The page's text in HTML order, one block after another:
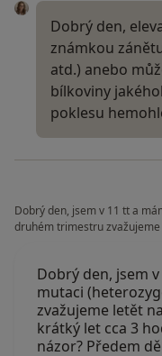
Dobrý den,
známkou
atd.) anebo
bílkoviny
poklesu
Dobrý den, jsem v 11 tt a
druhém trimestru
Dobrý den, jsem
mutaci
zvažujeme letět
krátký let cca 3
názor? Předem